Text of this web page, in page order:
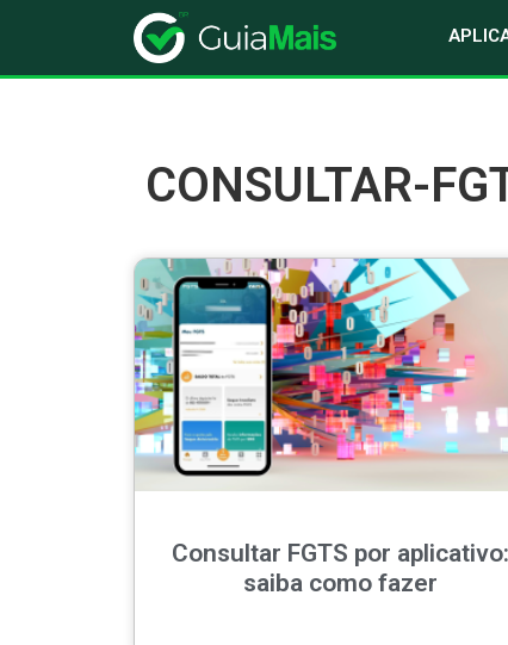
CONSULTAR-
Consultar FGTS por aplicativo:
saiba como fazer